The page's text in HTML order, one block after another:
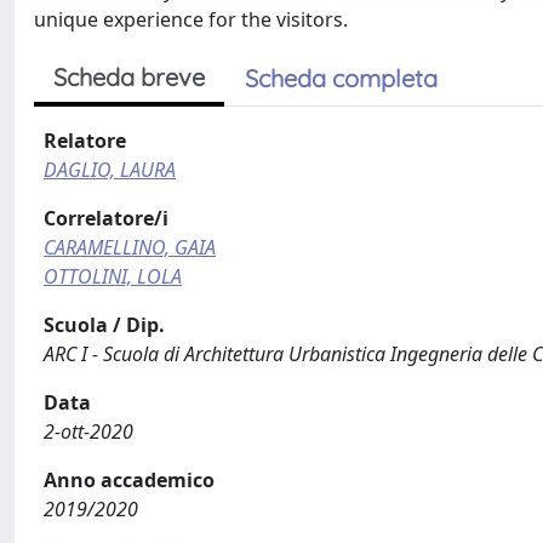
unique experience for the visitors.
Scheda breve Scheda completa
Relatore
DAGLIO, LAURA
Correlatore/i
CARAMELLINO, GAIA
OTTOLINI, LOLA
Scuola / Dip.
ARC I - Scuola di Architettura Urbanistica Ingegneria delle
Data
2-ott-2020
Anno accademico
2019/2020